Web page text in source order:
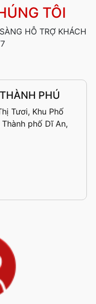
TÔI
HỖ TRỢ KHÁCH
PHÚ
Tươi, Khu Phố
phố Dĩ An,